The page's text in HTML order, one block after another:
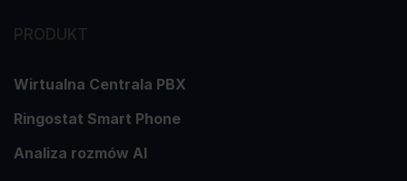
PRODUKT
Wirtualna Centrala PBX
Ringostat Smart Phone
Analiza rozmów AI